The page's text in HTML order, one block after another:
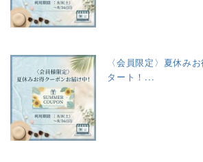
〈会員限定〉夏休み
タート！...